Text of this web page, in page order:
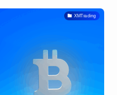
XMTrading